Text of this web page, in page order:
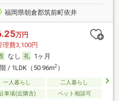
福岡県朝倉郡筑前町依井
万円
理費3,100円
なし
1ヶ月
/ 1LDK（50.96m2）
一人暮らし
二人暮らし
車場(近隣含) ペット相談可